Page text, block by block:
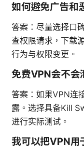
如何避免广告和
答案：尽量选择口
查权限请求，下载
行为与权限变更。
免费VPN会不会
答案：如果VPN连
露。选择具备Kill
进行实际测试。
我可以把VPN用